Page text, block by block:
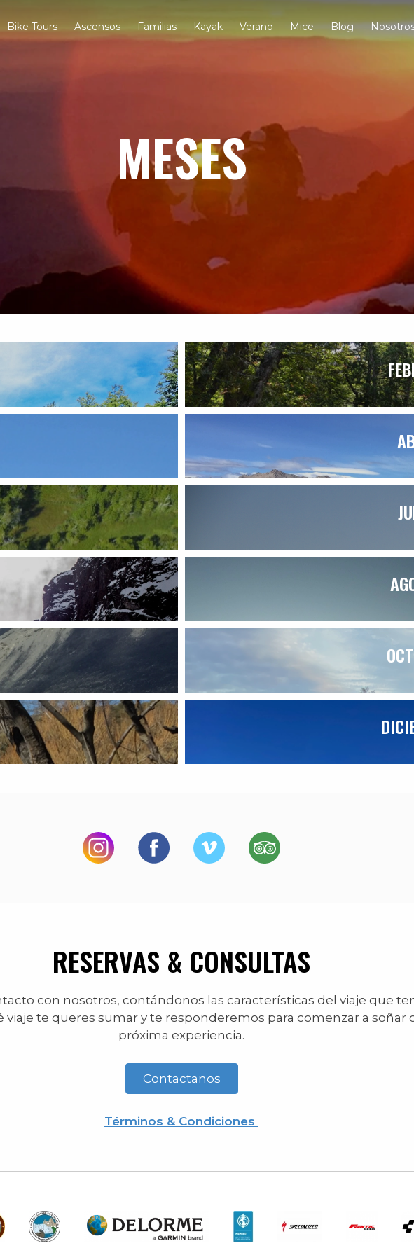
Bike Tours Ascensos Familias Kayak Verano Mice Blog
MESES
RESERVAS & CONSULTAS
con nosotros, contándonos las características del viaje que
viaje te queres sumar y te responderemos para comenzar a soñar
próxima experiencia.
Contactanos
Términos & Condiciones